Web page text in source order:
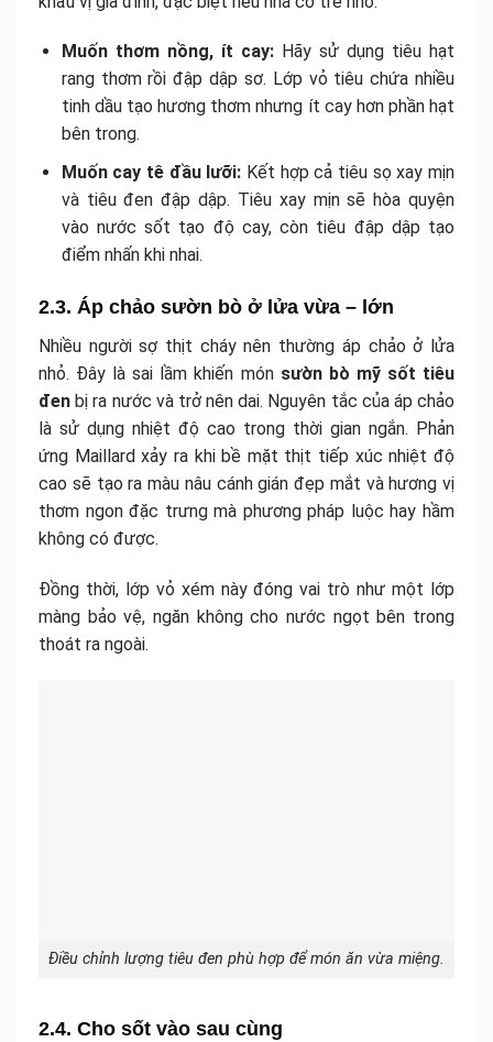
Muốn thơm nồng, ít cay:Hãy sử dụng tiêu hạt
rang thơm rồi đập dập sơ. Lớp vỏ tiêu chứa nhiều
tinh dầu tạo hương thơm nhưng ít cay hơn phần hạt
bên trong.
Muốn cay tê đầu lưỡi: Kết hợp cả tiêu sọ xay mịn
và tiêu đen đập dập. Tiêu xay mịn sẽ hòa quyện
vào nước sốt tạo độ cay, còn tiêu đập dập tạo
điểm nhấn khi nhai.
2.3. Áp chảo sườn bò ở lửa vừa – lớn
Nhiều người sợ thịt cháy nên thường áp chảo ở lửa
nhỏ. Đây là sai lầm khiến món sườn bò mỹ sốt tiêu
đen bị ra nước và trở nên dai. Nguyên tắc của áp chảo
là sử dụng nhiệt độ cao trong thời gian ngắn. Phản
ứng Maillard xảy ra khi bề mặt thịt tiếp xúc nhiệt độ
cao sẽ tạo ra màu nâu cánh gián đẹp mắt và hương vị
thơm ngon đặc trưng mà phương pháp luộc hay hầm
không có được.
Đồng thời, lớp vỏ xém này đóng vai trò như một lớp
màng bảo vệ, ngăn không cho nước ngọt bên trong
thoát ra ngoài.
Điều chỉnh lượng tiêu đen phù hợp để món ăn vừa miệng.
2.4. Cho sốt vào sau cùng